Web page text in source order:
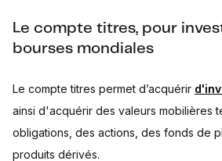
Le compte titres, pour
bourses mondiales
Le compte titres permet d’acquérir
ainsi d'acquérir des valeurs mobilières
obligations, des actions, des fonds de
produits dérivés.